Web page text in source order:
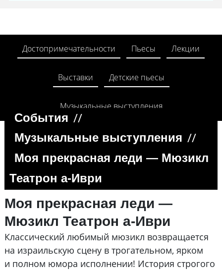
Достопримечательности Пьесы Лекции
Выставки Детские пьесы
Музыкальные выступления
События //
Музыкальные выступления //
Моя прекрасная леди — Мюзикл
Театрон а-Иври
Моя прекрасная леди —
Мюзикл Театрон а-Иври
Классический любимый мюзикл возвращается
на израильскую сцену в трогательном, ярком
и полном юмора исполнении! История строгого